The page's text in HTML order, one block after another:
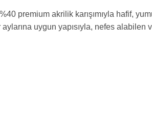
premium akrilik karışımıyla hafif,
uygun yapısıyla, nefes alabilen